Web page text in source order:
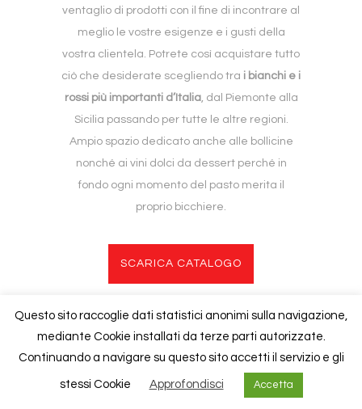
ventaglio di prodotti con il fine di incontrare al
meglio le vostre esigenze e i gusti della
vostra clientela. Potrete così acquistare tutto
ciò che desiderate scegliendo tra i bianchi e i
rossi più importanti d’Italia, dal Piemonte alla
Sicilia passando per tutte le altre regioni.
Ampio spazio dedicato anche alle bollicine
nonché ai vini dolci da dessert perché in
fondo ogni momento del pasto merita il
proprio bicchiere.
SCARICA CATALOGO
Questo sito raccoglie dati statistici anonimi sulla navigazione,
mediante Cookie installati da terze parti autorizzate.
Continuando a navigare su questo sito accetti il servizio e gli
stessi Cookie Approfondisci Accetta